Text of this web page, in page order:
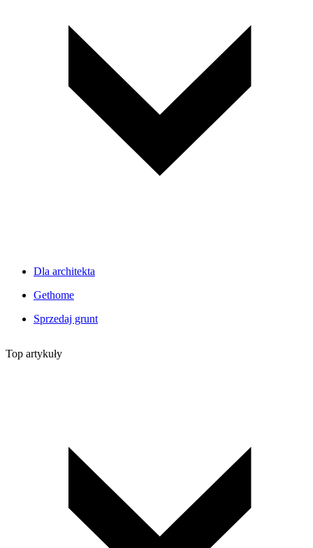
Dla architekta
Gethome
Sprzedaj grunt
Top artykuły